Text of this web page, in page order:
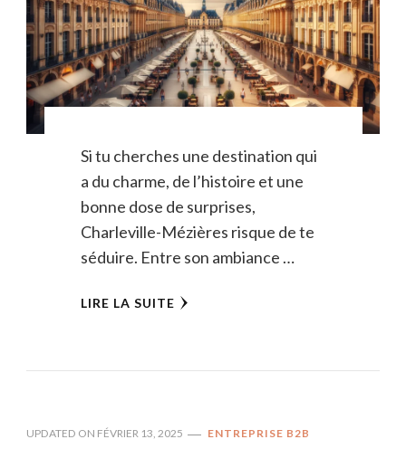
Si tu cherches une destination qui
a du charme, de l’histoire et une
bonne dose de surprises,
Charleville-Mézières risque de te
séduire. Entre son ambiance …
LIRE LA SUITE
UPDATED ON FÉVRIER 13, 2025 ENTREPRISE B2B